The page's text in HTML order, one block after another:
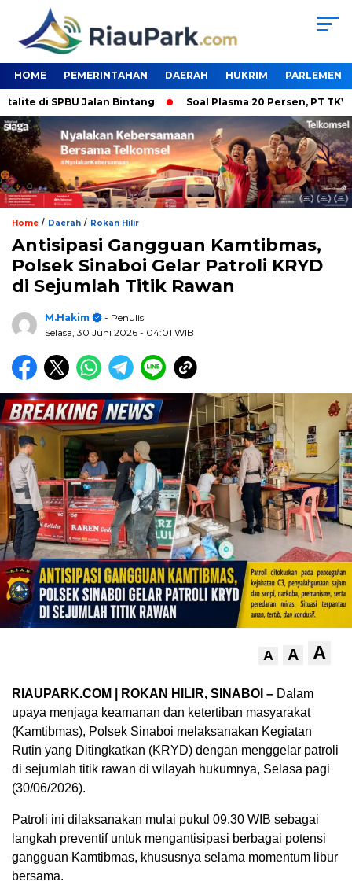
HOME PEMERINTAHAN DAERAH HUKRIM PARLEMEN
di SPBU Jalan Bintang Soal Plasma 20 Persen, PT TKWL
Home / Daerah / Rokan Hilir
Antisipasi Gangguan Kamtibmas,
Polsek Sinaboi Gelar Patroli KRYD
di Sejumlah Titik Rawan
M.Hakim
- Penulis
Selasa, 30 Juni 2026 - 04:01 WIB
A A A
RIAUPARK.COM | ROKAN HILIR, SINABOI – Dalam
upaya menjaga keamanan dan ketertiban masyarakat
(Kamtibmas), Polsek Sinaboi melaksanakan Kegiatan
Rutin yang Ditingkatkan (KRYD) dengan menggelar patroli
di sejumlah titik rawan di wilayah hukumnya, Selasa pagi
(30/06/2026).
Patroli ini dilaksanakan mulai pukul 09.30 WIB sebagai
langkah preventif untuk mengantisipasi berbagai potensi
gangguan Kamtibmas, khususnya selama momentum libur
bersama.